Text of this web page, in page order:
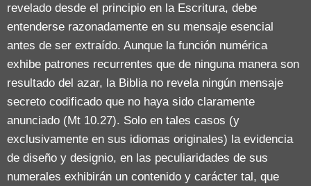
revelado desde el principio en la Escritura, debe
entenderse razonadamente en su mensaje esencial
antes de ser extraído. Aunque la función numérica
exhibe patrones recurrentes que de ninguna manera son
resultado del azar, la Biblia no revela ningún mensaje
secreto codificado que no haya sido claramente
anunciado (Mt 10.27). Solo en tales casos (y
exclusivamente en sus idiomas originales) la evidencia
de diseño y designio, en las peculiaridades de sus
numerales exhibirán un contenido y carácter tal, que